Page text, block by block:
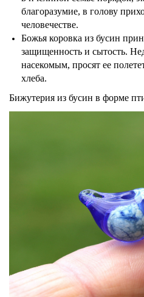
благоразумие, в голову
человечестве.
Божья коровка из бусин
защищенность и сытость.
насекомым, просят ее
хлеба.
Бижутерия из бусин в форме